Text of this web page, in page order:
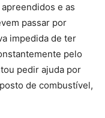
e as
passar por
impedida de ter
pelo
pedir ajuda por
de combustível,